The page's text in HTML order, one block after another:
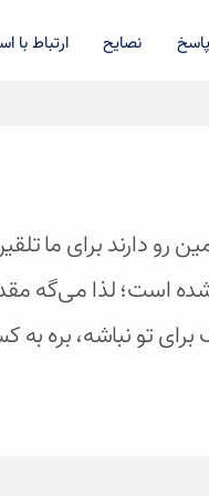
نصایح ارتباط با
همین رو دارند
است؛ لذا می‌گه
تو نباشه، بره به